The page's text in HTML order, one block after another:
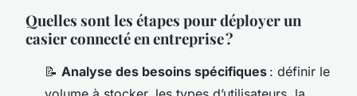
Quelles sont les étapes pour déployer un
casier connecté en entreprise ?
📝 Analyse des besoins spécifiques : définir le